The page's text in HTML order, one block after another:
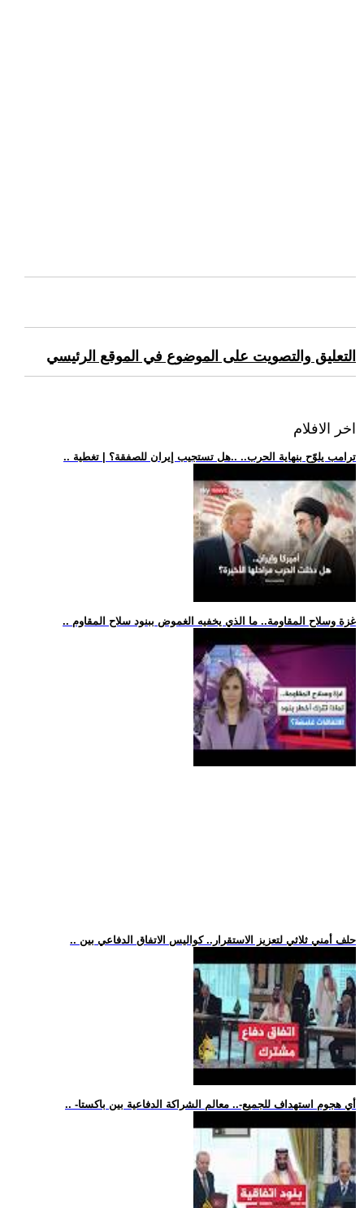
التعليق والتصويت على الموضوع في الموقع الرئيسي
اخر الافلام
.. ترامب يلوّح بنهاية الحرب.. ..هل تستجيب إيران للصفقة؟ | تغطية
.. غزة وسلاح المقاومة.. ما الذي يخفيه الغموض ببنود سلاح المقاوم
.. حلف أمني ثلاثي لتعزيز الاستقرار.. كواليس الاتفاق الدفاعي بين
.. -أي هجوم استهداف للجميع-.. معالم الشراكة الدفاعية بين باكستا